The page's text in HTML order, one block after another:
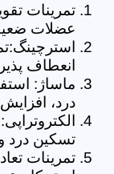
تمرینات
عضلات
انعطاف
ماساژ:
درد،
تسکین درد
تمرینات